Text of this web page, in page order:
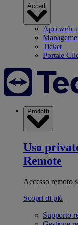
Accedi
Apri web
Ticket
Portale
Prodotti
Uso
Remote
Accesso remoto
Scopri di più
Supporto